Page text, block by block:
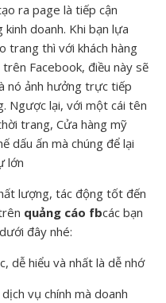
ra page là tiếp cận
doanh. Khi bạn lựa
trang thì với khách hàng
Facebook, điều này sẽ
nó ảnh hưởng trực tiếp
Ngược lại, với một cái tên
trang, Cửa hàng mỹ
dấu ấn mà chúng để lại
lớn
lượng, tác động tốt đến
quảng cáo fbcác bạn
đây nhé:
dễ hiểu và nhất là dễ nhớ
vụ chính mà doanh